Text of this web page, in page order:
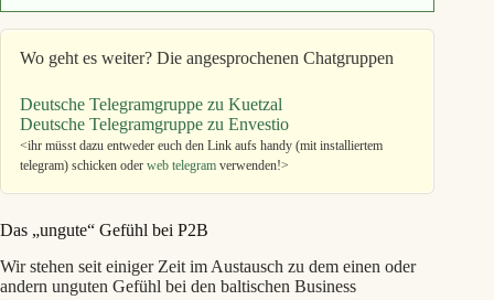
Wo geht es weiter? Die angesprochenen Chatgruppen
Deutsche Telegramgruppe zu Kuetzal
Deutsche Telegramgruppe zu Envestio
<ihr müsst dazu entweder euch den Link aufs handy (mit installiertem
telegram) schicken oder web telegram verwenden!>
Das „ungute“ Gefühl bei P2B
Wir stehen seit einiger Zeit im Austausch zu dem einen oder
andern unguten Gefühl bei den baltischen Business